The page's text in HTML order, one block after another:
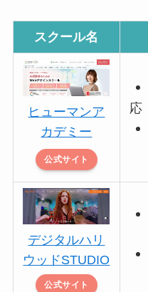
スクール名
ヒューマンア
カデミー
公式サイト
応
デジタルハリ
ウッドSTUDIO
公式サイト